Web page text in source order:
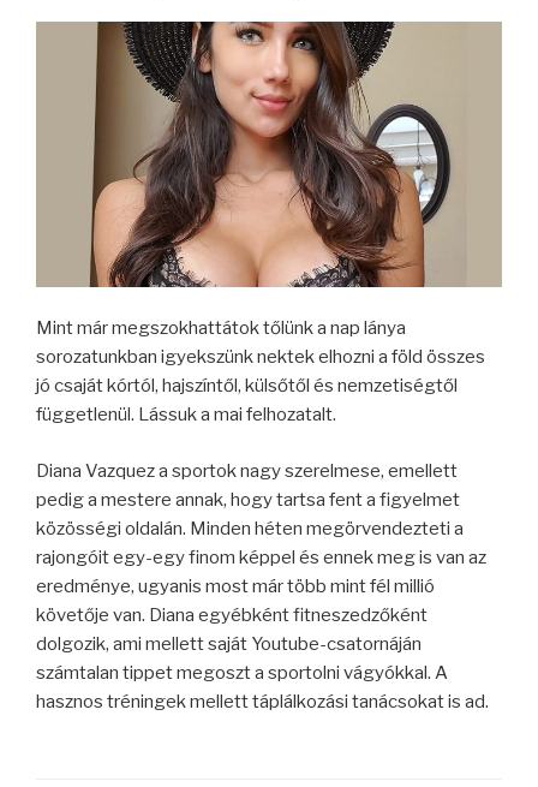
Mint már megszokhattátok tőlünk a nap lánya
sorozatunkban igyekszünk nektek elhozni a föld összes
jó csaját kórtól, hajszíntől, külsőtől és nemzetiségtől
függetlenül. Lássuk a mai felhozatalt.
Diana Vazquez a sportok nagy szerelmese, emellett
pedig a mestere annak, hogy tartsa fent a figyelmet
közösségi oldalán. Minden héten megörvendezteti a
rajongóit egy-egy finom képpel és ennek meg is van az
eredménye, ugyanis most már több mint fél millió
követője van. Diana egyébként fitneszedzőként
dolgozik, ami mellett saját Youtube-csatornáján
számtalan tippet megoszt a sportolni vágyókkal. A
hasznos tréningek mellett táplálkozási tanácsokat is ad.